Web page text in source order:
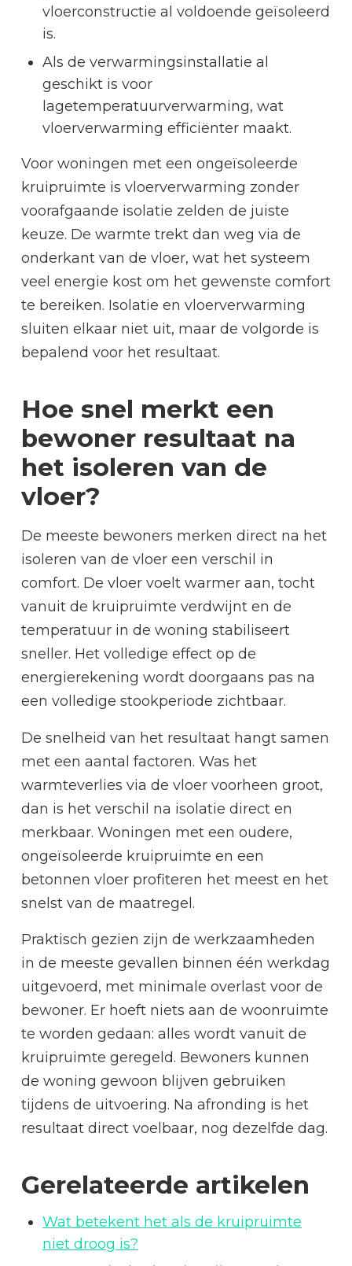
vloerconstructie al voldoende geïsoleerd
is.
Als de verwarmingsinstallatie al
geschikt is voor
lagetemperatuurverwarming, wat
vloerverwarming efficiënter maakt.
Voor woningen met een ongeïsoleerde
kruipruimte is vloerverwarming zonder
voorafgaande isolatie zelden de juiste
keuze. De warmte trekt dan weg via de
onderkant van de vloer, wat het systeem
veel energie kost om het gewenste comfort
te bereiken. Isolatie en vloerverwarming
sluiten elkaar niet uit, maar de volgorde is
bepalend voor het resultaat.
Hoe snel merkt een
bewoner resultaat na
het isoleren van de
vloer?
De meeste bewoners merken direct na het
isoleren van de vloer een verschil in
comfort. De vloer voelt warmer aan, tocht
vanuit de kruipruimte verdwijnt en de
temperatuur in de woning stabiliseert
sneller. Het volledige effect op de
energierekening wordt doorgaans pas na
een volledige stookperiode zichtbaar.
De snelheid van het resultaat hangt samen
met een aantal factoren. Was het
warmteverlies via de vloer voorheen groot,
dan is het verschil na isolatie direct en
merkbaar. Woningen met een oudere,
ongeïsoleerde kruipruimte en een
betonnen vloer profiteren het meest en het
snelst van de maatregel.
Praktisch gezien zijn de werkzaamheden
in de meeste gevallen binnen één werkdag
uitgevoerd, met minimale overlast voor de
bewoner. Er hoeft niets aan de woonruimte
te worden gedaan: alles wordt vanuit de
kruipruimte geregeld. Bewoners kunnen
de woning gewoon blijven gebruiken
tijdens de uitvoering. Na afronding is het
resultaat direct voelbaar, nog dezelfde dag.
Gerelateerde artikelen
Wat betekent het als de kruipruimte
niet droog is?